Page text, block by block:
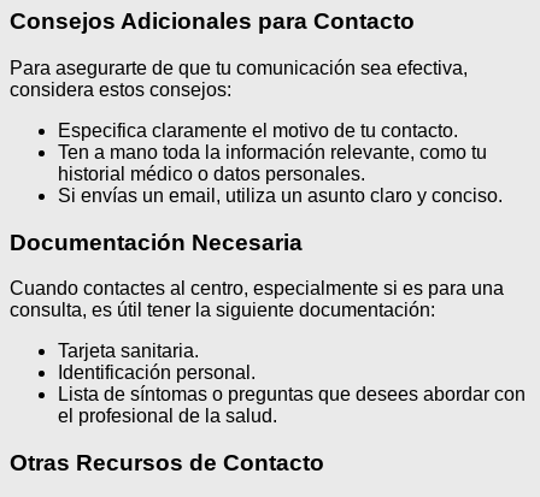
Consejos Adicionales para Contacto
Para asegurarte de que tu comunicación sea efectiva,
considera estos consejos:
Especifica claramente el motivo de tu contacto.
Ten a mano toda la información relevante, como tu
historial médico o datos personales.
Si envías un email, utiliza un asunto claro y conciso.
Documentación Necesaria
Cuando contactes al centro, especialmente si es para una
consulta, es útil tener la siguiente documentación:
Tarjeta sanitaria.
Identificación personal.
Lista de síntomas o preguntas que desees abordar con
el profesional de la salud.
Otras Recursos de Contacto